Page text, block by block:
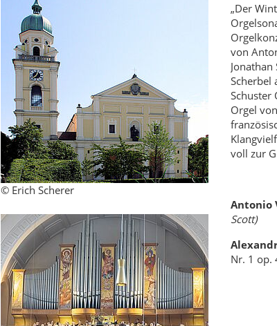
© Erich Scherer
„Der
von
Scherbel
Schuster
Orgel
voll zur
Antonio
Scott)
Nr. 1 op.